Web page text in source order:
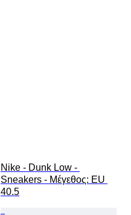
Nike - Dunk Low -
Sneakers - Mέγεθος: EU
40.5